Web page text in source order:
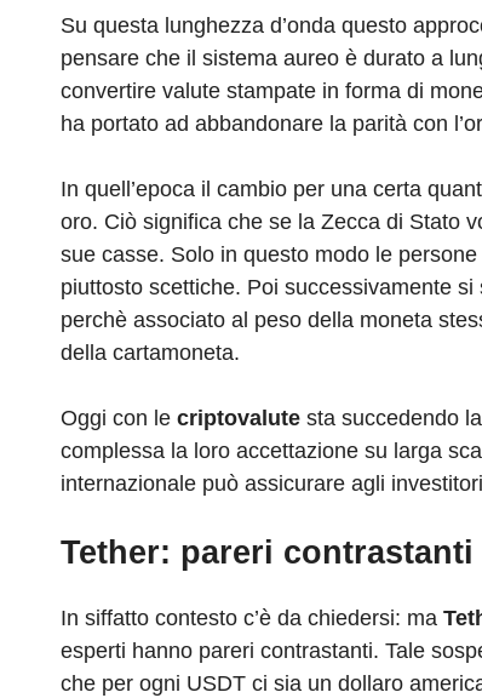
Su questa lunghezza d’onda questo
pensare che il sistema aureo è durato a
convertire valute stampate in forma di
ha portato ad abbandonare la parità con
In quell’epoca il cambio per una certa
oro. Ciò significa che se la Zecca di Stato
sue casse. Solo in questo modo le
piuttosto scettiche. Poi successivamente
perchè associato al peso della moneta
della cartamoneta.
Oggi con le criptovalute sta succedendo
complessa la loro accettazione su larga
internazionale può assicurare agli
Tether: pareri contrastanti
In siffatto contesto c’è da chiedersi: ma
esperti hanno pareri contrastanti. Tale
che per ogni USDT ci sia un dollaro